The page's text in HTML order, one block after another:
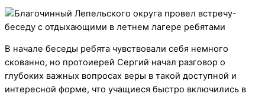
В начале беседы ребята чувствовали себя немного
скованно, но протоиерей Сергий начал разговор о
глубоких важных вопросах веры в такой доступной и
интересной форме, что учащиеся быстро включились в